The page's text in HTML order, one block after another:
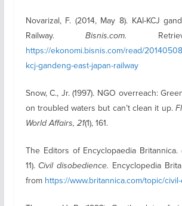
Novarizal, F. (2014, May 8). KAI-KCJ
Railway.Bisnis.com.
https://ekonomi.bisnis.com/read/
kcj-gandeng-east-japan-railway
Snow, C., Jr. (1997). NGO overreach:
on troubled waters but can’t clean it up.
World Affairs, 21(1), 161.
The Editors of Encyclopaedia
11). Civil disobedience. Encyclopedia
from https://www.britannica.com/topic/